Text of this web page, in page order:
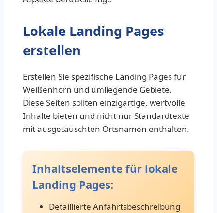
Lokale Landing Pages
erstellen
Erstellen Sie spezifische Landing Pages für
Weißenhorn und umliegende Gebiete.
Diese Seiten sollten einzigartige, wertvolle
Inhalte bieten und nicht nur Standardtexte
mit ausgetauschten Ortsnamen enthalten.
Inhaltselemente für lokale
Landing Pages:
Detaillierte Anfahrtsbeschreibung